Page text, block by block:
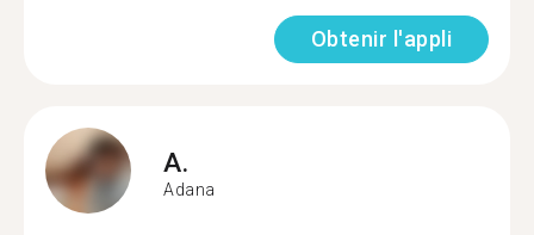
Obtenir l'appli
A.
Adana